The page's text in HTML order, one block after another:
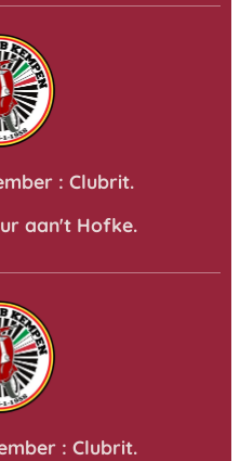
: Clubrit.
aan't Hofke.
: Clubrit.